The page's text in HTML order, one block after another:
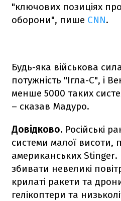
"ключових позиціях
оборони", пише CNN.
Будь-яка військова
потужність "Ігла-С", і
менше 5000 таких
– сказав Мадуро.
Довідково. Російські
системи малої висоти,
американських
збивати невеликі
крилаті ракети та
гелікоптери та